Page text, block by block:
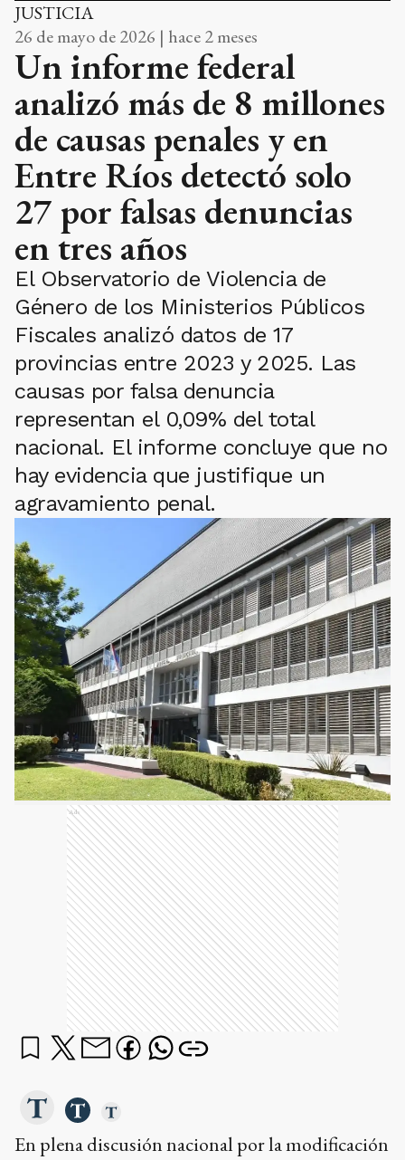
JUSTICIA
26 de mayo de 2026 | hace 2 meses
Un informe federal
analizó más de 8 millones
de causas penales y en
Entre Ríos detectó solo
27 por falsas denuncias
en tres años
El Observatorio de Violencia de
Género de los Ministerios Públicos
Fiscales analizó datos de 17
provincias entre 2023 y 2025. Las
causas por falsa denuncia
representan el 0,09% del total
nacional. El informe concluye que no
hay evidencia que justifique un
agravamiento penal.
Ads
En plena discusión nacional por la modificación